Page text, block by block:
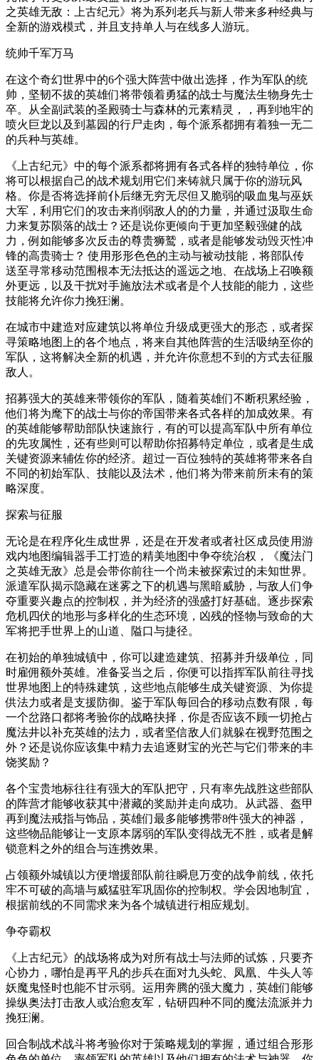
之英雄无敌：上古纪元》将为系列老兵与新人带来多种经典与
全新的游戏模式，并且支持单人与在线多人游玩。
统帅千军万马
在这个奇幻世界中的6个强大阵营中做出选择，作为军队的统
帅，坚韧不拔的英雄们将带领着勇猛的战士与魔法生物身先士
卒。从全副武装的圣殿骑士与森林的元素精灵，，再到地牢的
喷火巨龙以及到墓园的行尸走肉，每个派系都拥有着独一无二
的兵种与英雄。
《上古纪元》中的每个派系都将拥有各式各样的独特单位，你
将可以根据自己的战术规划用它们来铸就只属于你的游玩风
格。你是否将选择前仆后继无穷无尽但又脆弱的吸血鬼与巫妖
大军，利用它们的攻击来削弱敌人的的力量，并通过汲取生命
力来复苏陨落的战士？还是说你更倾向于更加坚毅强健的战
力，例如能够多次反击的尊贵狮鹫，或者是能够发动毁灭性冲
锋的高贵骑士？ 使用形形色色的主动与被动技能，将部队传
送至寻常移动范围根本无法抵达的遥远之地、在战场上召唤额
外更远，以及干扰对手施放法术或者是个人技能的能力，这些
技能将允许你力挽狂澜。
在城市中建造对应建筑以将单位升级成更强大的形态，或者探
寻策略地图上的各个地点，将来自其他阵营的生活吸纳至你的
军队，这将解决全新的机遇，并允许你意想不到的方式去征服
敌人。
招募强大的英雄来带领你的军队，随着英雄们不断积累经验，
他们将为麾下的战士与你的帝国带来各式各样的加成效果。有
的英雄能够帮助部队快速旅行，有的可以提高军队中所有单位
的先攻属性，还有些则可以帮助你招募特定单位，或者是生成
关键资源来辅佐你的经济。超过一百位独特的英雄将带来各自
不同的初始军队、技能以及法术，他们将为带来前所未有的策
略深度。
探索与征服
无论是在程序化生成世界，还是在开发者或者社区成员使用游
戏内地图编辑器手工打造的精美地图中争夺统治权，《魔法门
之英雄无敌》总是会带你前往一个尚未被探索过的未知世界。
派遣军队揭示隐藏在迷雾之下的机遇与黑暗威胁，与敌人们争
夺重要兴趣点的控制权，并为经济的强盛打好基础。逐步探索
危机四伏的地形与多样化的生态环境，凶残的怪物与致命的大
军将把手世界上的山道、隘口与捷径。
在初始的单独城镇中，你可以建造建筑、招募并升级单位，同
时雇佣额外英雄。准备妥当之后，你便可以指挥军队前往寻找
世界地图上的特殊建筑，这些地点能够生成关键资源、为你提
供法力或者是支援防御。鉴于军队每回合的移动点数有限，每
一个岔路口都将考验你的战略抉择，你是否应该不顾一切抢占
魔法井以补充英雄的法力，或者坚信敌人们就躲在视野范围之
外？还是说你应该集中精力去追逐财宝的光芒与它们带来的丰
饶奖励？
各个宝贵地标往往有强大的军队把守，只有率先战胜这些部队
的阵营才能够收获其中潜藏的奖励并走向成功。从武器、盔甲
再到魔法戒指与饰品，英雄们最多能够携带8件强大的神器，
这些物品能够让一支原本孱弱的军队变得战无不胜，或者是解
锁意料之外的组合与连携效果。
占领额外城镇以方便增援部队前往瞬息万变的战争前线，依托
牢不可破的高墙与威猛驻军巩固你的控制权。学会因地制宜，
根据前线的不同需求来为各个城镇进行相应规划。
争夺霸权
《上古纪元》的战场将成为对所有战士与法师的试炼，只要齐
心协力，哪怕是再平凡的步兵在面对九头蛇、凤凰、牛头人等
妖魔鬼怪时也能不甘示弱。运用奔腾的强大魔力，英雄们能够
操纵奥法打击敌人或治愈友军，钻研四种不同的魔法流派并力
挽狂澜。
回合制战术战斗将考验你对于策略规划的掌握，通过组合形形